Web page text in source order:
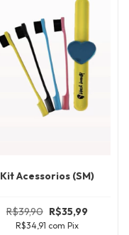
Kit Acessorios (SM)
R$39,90 R$35,99
R$34,91 com Pix